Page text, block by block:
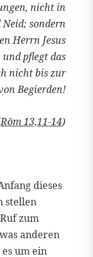
nicht in
sondern
Herrn Jesus
pflegt das
nicht bis zur
Begierden!
Röm 13,11-14)
dieses
stellen
zum
anderen
um ein